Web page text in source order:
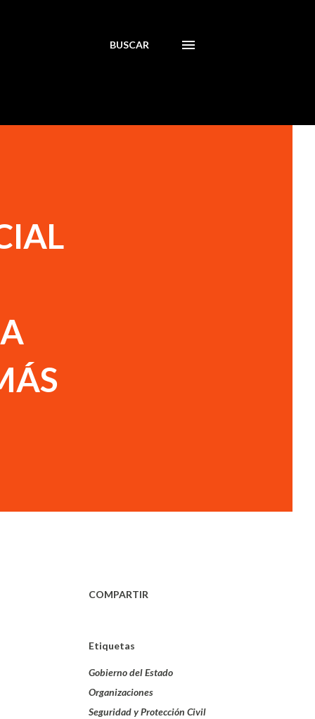
BUSCAR
COMPARTIR
Etiquetas
Gobierno del Estado
Organizaciones
Seguridad y Protección Civil